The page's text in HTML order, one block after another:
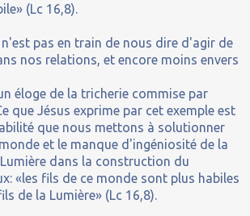
(Lc 16,8).
pas en train de nous dire d'agir de
nos relations, et encore moins envers
éloge de la tricherie commise par
que Jésus exprime par cet exemple est
que nous mettons à solutionner
et le manque d'ingéniosité de la
dans la construction du
«les fils de ce monde sont plus habiles
de la Lumière» (Lc 16,8).